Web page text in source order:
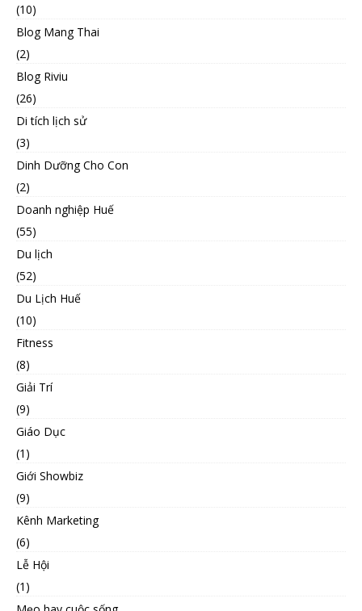
(10)
Blog Mang Thai
(2)
Blog Riviu
(26)
Di tích lịch sử
(3)
Dinh Dưỡng Cho Con
(2)
Doanh nghiệp Huế
(55)
Du lịch
(52)
Du Lịch Huế
(10)
Fitness
(8)
Giải Trí
(9)
Giáo Dục
(1)
Giới Showbiz
(9)
Kênh Marketing
(6)
Lễ Hội
(1)